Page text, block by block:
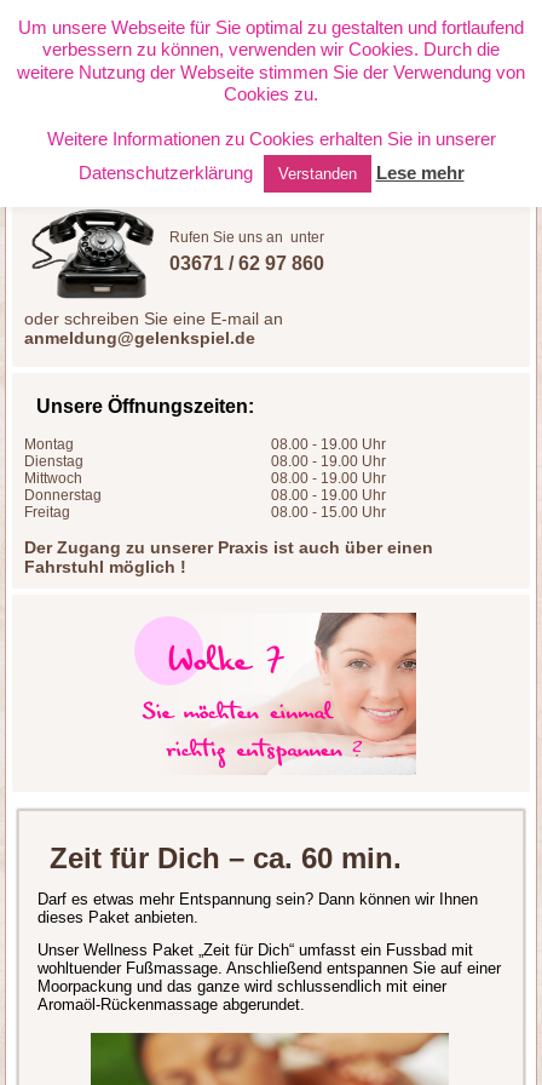
PHYSIOTHERAPIE JANETTE
RICHTER
Rufen Sie uns an unter
03671 / 62 97 860
oder schreiben Sie eine E-mail an
anmeldung@gelenkspiel.de
Unsere Öffnungszeiten:
Montag
08.00 - 19.00 Uhr
Dienstag
08.00 - 19.00 Uhr
Mittwoch
08.00 - 19.00 Uhr
Donnerstag
08.00 - 19.00 Uhr
Freitag
08.00 - 15.00 Uhr
Der Zugang zu unserer Praxis ist auch über einen
Fahrstuhl möglich !
Zeit für Dich – ca. 60 min.
Darf es etwas mehr Entspannung sein? Dann können wir Ihnen
dieses Paket anbieten.
Unser Wellness Paket „Zeit für Dich“ umfasst ein Fussbad mit
wohltuender Fußmassage. Anschließend entspannen Sie auf einer
Moorpackung und das ganze wird schlussendlich mit einer
Aromaöl-Rückenmassage abgerundet.
Um unsere Webseite für Sie optimal zu gestalten und fortlaufend
verbessern zu können, verwenden wir Cookies. Durch die
weitere Nutzung der Webseite stimmen Sie der Verwendung von
Cookies zu.
Weitere Informationen zu Cookies erhalten Sie in unserer
Datenschutzerklärung
Verstanden Lese mehr